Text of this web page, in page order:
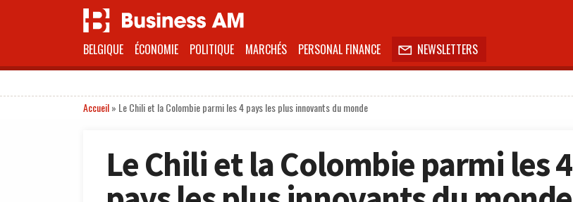
BELGIQUE ÉCONOMIE POLITIQUE MARCHÉS PERSONAL FINANCE  NEWSLETTERS
Accueil» Le Chili et la Colombie parmi les 4 pays les plus innovants du monde
Le Chili et la Colombie parmi les 4